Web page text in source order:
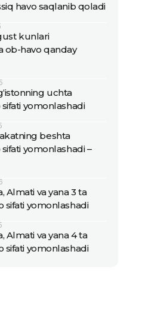
havo saqlanib qoladi
kunlari
ob-havo qanday
uchta
yomonlashadi
beshta
yomonlashadi –
Almati va yana 3 ta
sifati yomonlashadi
Almati va yana 4 ta
sifati yomonlashadi